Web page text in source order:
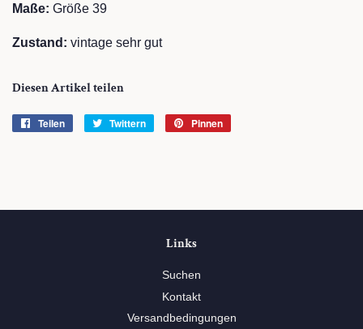
Maße: Größe 39
Zustand: vintage sehr gut
Diesen Artikel teilen
Teilen Twittern Pinnen
Links
Suchen
Kontakt
Versandbedingungen